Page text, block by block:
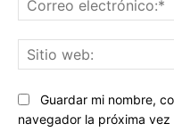
Guardar mi nombre,
navegador la próxima